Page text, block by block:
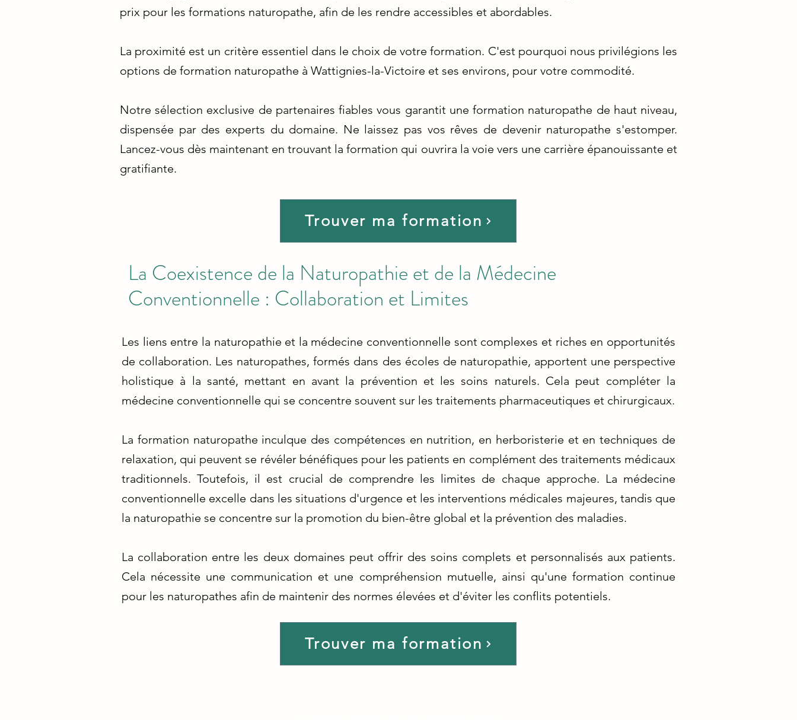
prix pour les formations naturopathe, afin de les rendre accessibles et abordables.
La proximité est un critère essentiel dans le choix de votre formation. C'est pourquoi nous privilégions les
options de formation naturopathe à Wattignies-la-Victoire et ses environs, pour votre commodité.
Notre sélection exclusive de partenaires fiables vous garantit une formation naturopathe de haut niveau,
dispensée par des experts du domaine. Ne laissez pas vos rêves de devenir naturopathe s'estomper.
Lancez-vous dès maintenant en trouvant la formation qui ouvrira la voie vers une carrière épanouissante et
gratifiante.
Trouver ma formation
La Coexistence de la Naturopathie et de la Médecine
Conventionnelle : Collaboration et Limites
Les liens entre la naturopathie et la médecine conventionnelle sont complexes et riches en opportunités
de collaboration. Les naturopathes, formés dans des écoles de naturopathie, apportent une perspective
holistique à la santé, mettant en avant la prévention et les soins naturels. Cela peut compléter la
médecine conventionnelle qui se concentre souvent sur les traitements pharmaceutiques et chirurgicaux.
La formation naturopathe inculque des compétences en nutrition, en herboristerie et en techniques de
relaxation, qui peuvent se révéler bénéfiques pour les patients en complément des traitements médicaux
traditionnels. Toutefois, il est crucial de comprendre les limites de chaque approche. La médecine
conventionnelle excelle dans les situations d'urgence et les interventions médicales majeures, tandis que
la naturopathie se concentre sur la promotion du bien-être global et la prévention des maladies.
La collaboration entre les deux domaines peut offrir des soins complets et personnalisés aux patients.
Cela nécessite une communication et une compréhension mutuelle, ainsi qu'une formation continue
pour les naturopathes afin de maintenir des normes élevées et d'éviter les conflits potentiels.
Trouver ma formation